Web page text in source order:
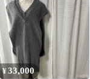
¥33,000